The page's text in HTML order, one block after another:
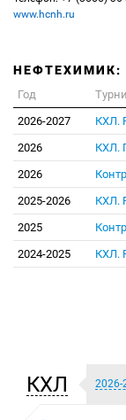
www.hcnh.ru
НЕФТЕХИМИК:
Год
2026-2027
КХЛ.
2026
КХЛ.
2026
2025-2026
КХЛ.
2025
2024-2025
КХЛ.
КХЛ 2026-